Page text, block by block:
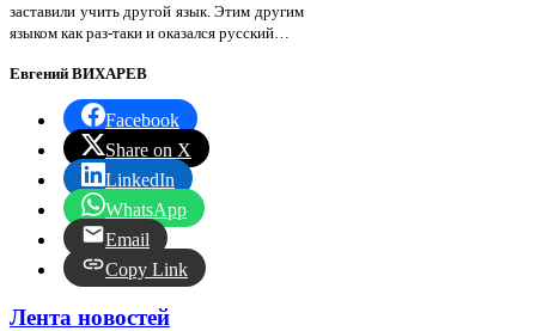
заставили учить другой язык. Этим другим
языком как раз-таки и оказался русский…
Евгений ВИХАРЕВ
Facebook
Share on X
LinkedIn
WhatsApp
Email
Copy Link
Лента новостей